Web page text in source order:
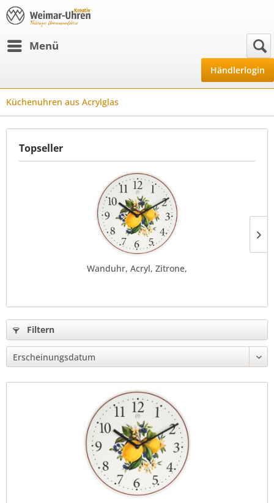
Menü
Händlerlogin
Küchenuhren aus Acrylglas
Topseller
Wanduhr, Acryl, Zitrone,
Filtern